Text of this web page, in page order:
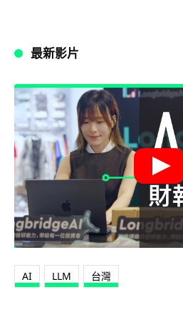
最新影片
AI LLM 台灣